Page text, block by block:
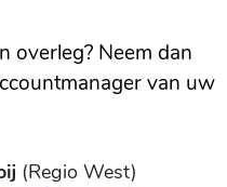
overleg? Neem dan
van uw
(Regio West)